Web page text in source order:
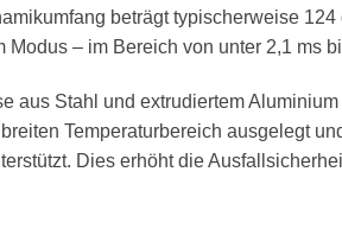
beträgt typischerweise
Modus – im Bereich von unter 2,1 ms
aus Stahl und extrudiertem
Temperaturbereich ausgelegt
Dies erhöht die